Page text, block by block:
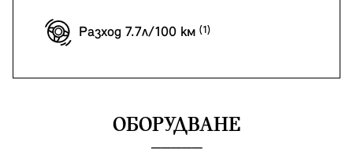
Разход 7.7л/100 км
ОБОРУДВАНЕ